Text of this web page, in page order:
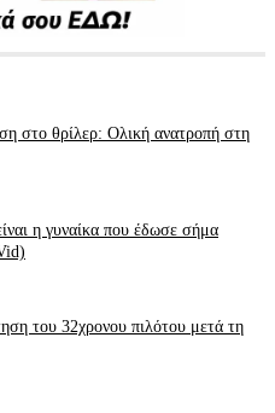
στο θρίλερ: Ολική ανατροπή στη
η γυναίκα που έδωσε σήμα
του 32χρονου πιλότου μετά τη